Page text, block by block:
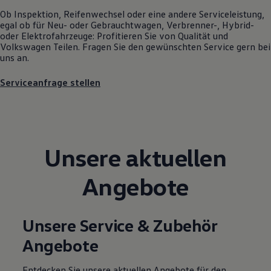
Magazin
Lifestyle
Transport
Familie
Elektromobilität
Volkswagen Kundenbetreuung
Ob Inspektion, Reifenwechsel oder eine andere Serviceleistung,
egal ob für Neu- oder Gebrauchtwagen , Verbrenner-, Hybrid-
oder Elektrofahrzeuge: Profitieren Sie von Qualität und
Volkswagen Teilen. Fragen Sie den gewünschten Service gern bei
uns an.
Serviceanfrage stellen
Unsere aktuellen
Angebote
Unsere Service & Zubehör
Angebote